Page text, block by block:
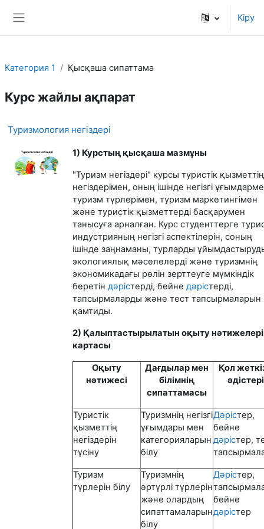
Кіру
Категория 1 Қысқаша сипаттама
Курс жайлы ақпарат
Туризмология негіздері
1) Курстың қысқаша мазмұны
"Туризм негіздері" курсы туристік қызметтің
негіздерімен, оның ішінде негізгі
туризм түрлерімен, туризм маркетингімен
және туристік қызметтерді басқарумен
танысуға арналған. Курс студенттерге
индустрияның негізгі аспектілерін, соның
ішінде заңнаманы, турларды
экологиялық мәселелерді және туризмнің
экономикадағы рөлін зерттеуге мүмкіндік
беретін дәрістерді, бейне дәрістерді,
тапсырмаларды және тест тапсырмаларын
қамтиды.
2) Қалыптастырылатын оқыту
картасы
Оқыту
нәтижесі
Дағдылар мен
білімнің
сипаттамасы
Қол
әдістері
Туристік
қызметтің
негіздерін
түсіну
Туризмнің негізгі
ұғымдары мен
категорияларын
білу
Дәрістер,
бейне
дәрістер,
Туризм
түрлерін білу
Туризмнің
әртүрлі түрлерін
және олардың
сипаттамаларын
білу
Дәрістер,
бейне
дәрістер